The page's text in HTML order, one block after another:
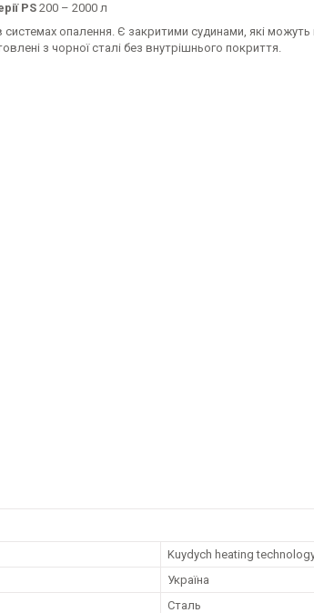
PS200 – 2000 л
системах опалення. Є закритими судинами, які
з чорної сталі без внутрішнього покриття.
Kuydych heating
Україна
Сталь